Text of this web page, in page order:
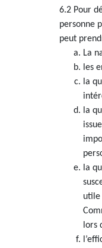
6.2 Pour
personne
peut
La
les
la
la
la
utile
lors